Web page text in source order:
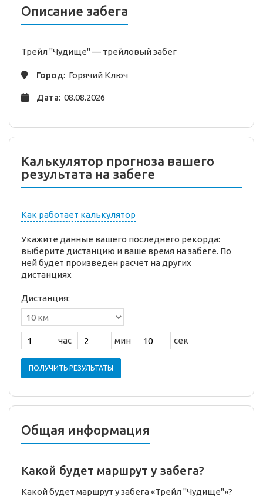
Описание забега
Трейл "Чудище" — трейловыйзабег
Город: Горячий Ключ
Дата: 08.08.2026
Калькулятор прогноза вашего
результата на забеге
Как работает калькулятор
Укажите данные вашего последнего рекорда:
выберите дистанцию и ваше время на забеге. По
ней будет произведен расчет на других
дистанциях
Дистанция:
час мин сек
ПОЛУЧИТЬ РЕЗУЛЬТАТЫ
Общая информация
Какой будет маршрут у забега?
Какой будет маршрут у забега «Трейл "Чудище"»?